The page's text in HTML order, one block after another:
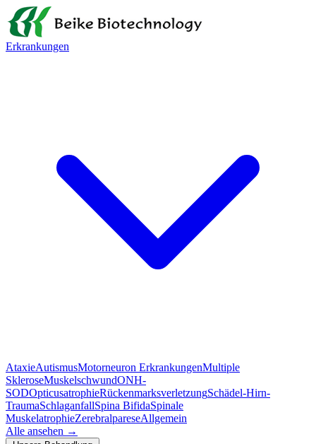
Erkrankungen
AtaxieAutismusMotorneuron ErkrankungenMultiple
SkleroseMuskelschwundONH-
SODOpticusatrophieRückenmarksverletzungSchädel-Hirn-
TraumaSchlaganfallSpina BifidaSpinale
MuskelatrophieZerebralpareseAllgemein
Alle ansehen →